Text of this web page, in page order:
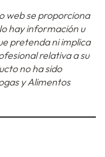
web se proporciona
hay información u
pretenda ni implica
relativa a su
no ha sido
y Alimentos